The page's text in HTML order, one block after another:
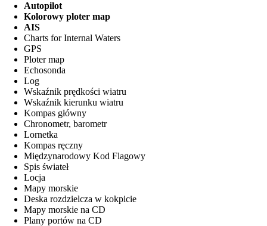
Autopilot
Kolorowy ploter map
AIS
Charts for Internal Waters
GPS
Ploter map
Echosonda
Log
Wskaźnik prędkości wiatru
Wskaźnik kierunku wiatru
Kompas główny
Chronometr, barometr
Lornetka
Kompas ręczny
Międzynarodowy Kod Flagowy
Spis świateł
Locja
Mapy morskie
Deska rozdzielcza w kokpicie
Mapy morskie na CD
Plany portów na CD